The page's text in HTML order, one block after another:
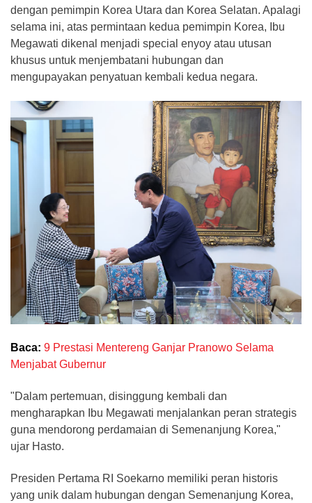
dengan pemimpin Korea Utara dan Korea Selatan. Apalagi
selama ini, atas permintaan kedua pemimpin Korea, Ibu
Megawati dikenal menjadi special enyoy atau utusan
khusus untuk menjembatani hubungan dan
mengupayakan penyatuan kembali kedua negara.
Baca: 9 Prestasi Mentereng Ganjar Pranowo Selama
Menjabat Gubernur
"Dalam pertemuan, disinggung kembali dan
mengharapkan Ibu Megawati menjalankan peran strategis
guna mendorong perdamaian di Semenanjung Korea,"
ujar Hasto.
Presiden Pertama RI Soekarno memiliki peran historis
yang unik dalam hubungan dengan Semenanjung Korea,